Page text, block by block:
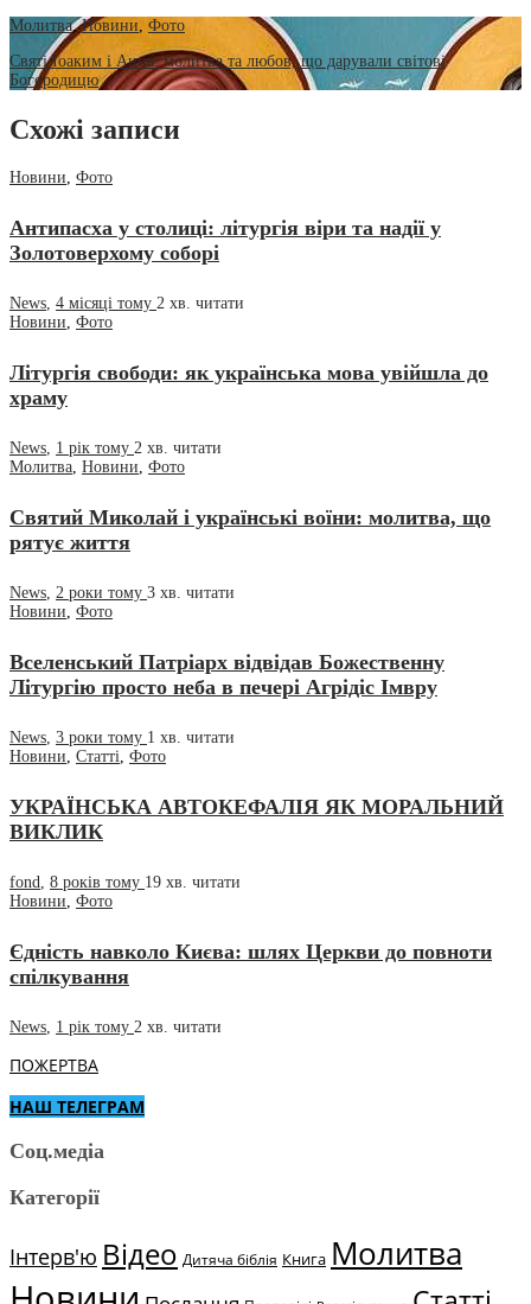
Молитва,Новини Фото
Святі Іоаким і Анна: молитва та любов, що дарували світові
Богородицю
Схожі записи
Новини, Фото
Антипасха у столиці: літургія віри та надії у
Золотоверхому соборі
News, 4 місяці тому 2 хв. читати
Новини, Фото
Літургія свободи: як українська мова увійшла до
храму
News, 1 рік тому 2 хв. читати
Молитва, Новини, Фото
Святий Миколай і українські воїни: молитва, що
рятує життя
News, 2 роки тому 3 хв. читати
Новини, Фото
Вселенський Патріарх відвідав Божественну
Літургію просто неба в печері Агрідіс Імвру
News 3 роки тому 1 хв. читати
Новини Статті Фото
УКРАЇНСЬКА АВТОКЕФАЛІЯ ЯК МОРАЛЬНИЙ
ВИКЛИК
fond 8 років тому 19 хв. читати
Новини Фото
Єдність навколо Києва: шлях Церкви до повноти
спілкування
News 1 рік тому 2 хв. читати
ПОЖЕРТВА
НАШ ТЕЛЕГРАМ
Соц.медіа
Категорії
Інтерв'ю Відео Дитяча біблія Книга Молитва